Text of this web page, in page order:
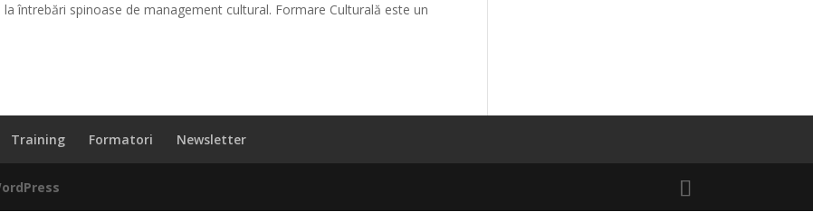
întrebări spinoase de management cultural. Formare Culturală este un
Training Formatori Newsletter